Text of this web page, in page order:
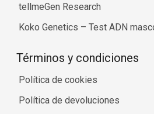
tellmeGen Research
Koko Genetics – Test ADN
Términos y condiciones
Política de cookies
Política de devoluciones